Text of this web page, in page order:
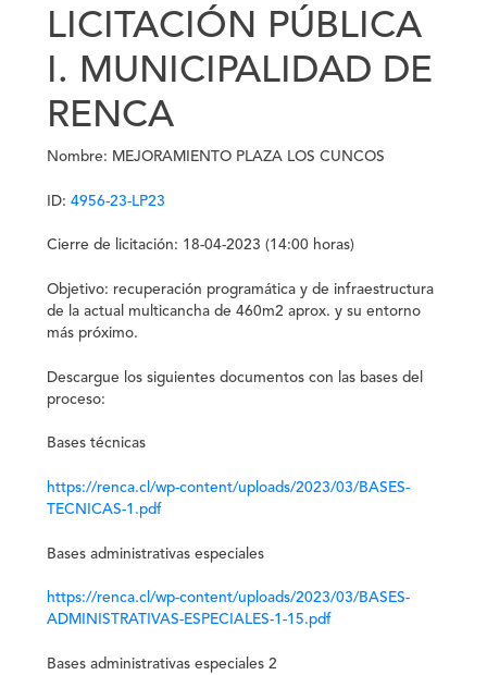
LICITACIÓN PÚBLICA
I. MUNICIPALIDAD DE
RENCA
Nombre: MEJORAMIENTO PLAZA LOS CUNCOS
ID: 4956-23-LP23
Cierre de licitación: 18-04-2023 (14:00 horas)
Objetivo: recuperación programática y de infraestructura
de la actual multicancha de 460m2 aprox. y su entorno
más próximo.
Descargue l os siguientes documentos con las bases del
proceso:
Bases técnicas
https://renca.cl/wp-content/uploads/2023/03/BASES-
TECNICAS-1.pdf
Bases administrativas especiales
https://renca.cl/wp-content/uploads/2023/03/BASES-
ADMINISTRATIVAS-ESPECIALES-1-15.pdf
Bases administrativas especiales 2